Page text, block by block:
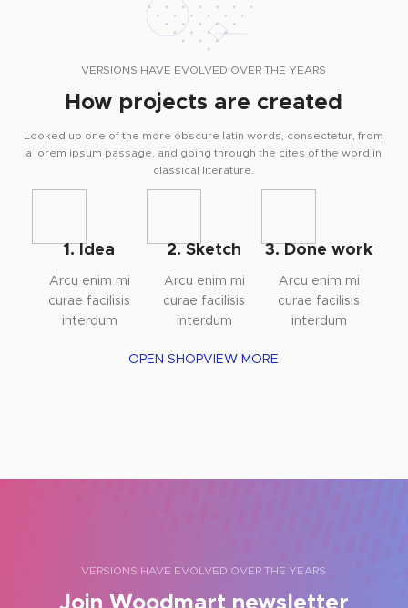
VERSIONS HAVE EVOLVED OVER THE YEARS
How projects are created
Looked up one of the more obscure latin words, consectetur, from
a lorem ipsum passage, and going through the cites of the word in
classical literature.
1. Idea
Arcu enim mi
curae facilisis
interdum
2. Sketch
Arcu enim mi
curae facilisis
interdum
3. Done work
Arcu enim mi
curae facilisis
interdum
OPEN SHOPVIEW MORE
VERSIONS HAVE EVOLVED OVER THE YEARS
Join Woodmart newsletter